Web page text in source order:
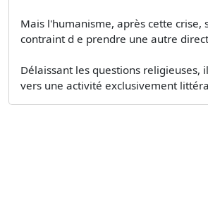
Mais l'humanisme, après cette crise,
contraint d e prendre une autre
Délaissant les questions religieuses,
vers une activité exclusivement